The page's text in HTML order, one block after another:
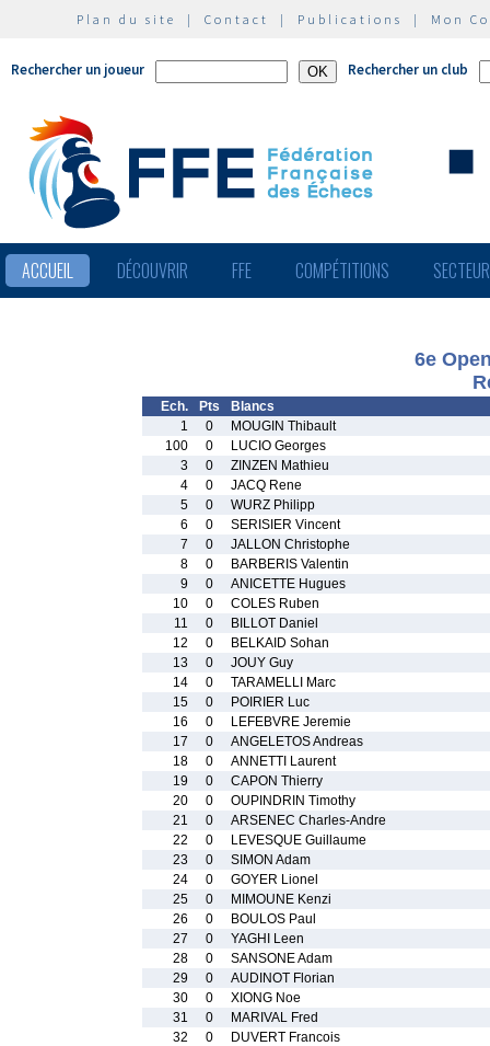
Plan du site | Contact | Publications | Mon
Rechercher un joueur Rechercher un club
ACCUEIL DÉCOUVRIR FFE COMPÉTITIONS
6e
Ech. Pts
Blancs
1
0
MOUGIN Thibault
100
0
LUCIO Georges
3
0
ZINZEN Mathieu
4
0
JACQ Rene
5
0
WURZ Philipp
6
0
SERISIER Vincent
7
0
JALLON Christophe
8
0
BARBERIS Valentin
9
0
ANICETTE Hugues
10
0
COLES Ruben
11
0
BILLOT Daniel
12
0
BELKAID Sohan
13
0
JOUY Guy
14
0
TARAMELLI Marc
15
0
POIRIER Luc
16
0
LEFEBVRE Jeremie
17
0
ANGELETOS Andreas
18
0
ANNETTI Laurent
19
0
CAPON Thierry
20
0
OUPINDRIN Timothy
21
0
ARSENEC Charles-Andre
22
0
LEVESQUE Guillaume
23
0
SIMON Adam
24
0
GOYER Lionel
25
0
MIMOUNE Kenzi
26
0
BOULOS Paul
27
0
YAGHI Leen
28
0
SANSONE Adam
29
0
AUDINOT Florian
30
0
XIONG Noe
31
0
MARIVAL Fred
32
0
DUVERT Francois